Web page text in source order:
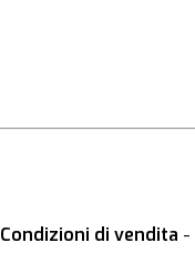
Condizioni di vendita -